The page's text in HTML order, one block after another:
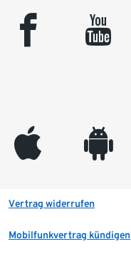
facebook youtube
appleinc android
Vertrag widerrufen
Mobilfunkvertrag kündigen